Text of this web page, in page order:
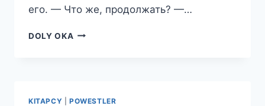
его. — Что же, продолжать? —…
DOLY OKA ХАДЖИ-
KITAPCY POWESTLER